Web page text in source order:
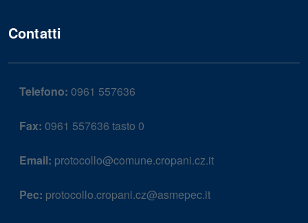
Contatti
Telefono: 0961 557636
Fax: 0961 557636 tasto 0
Email: protocollo@comune.cropani.cz.it
Pec: protocollo.cropani.cz@asmepec.it